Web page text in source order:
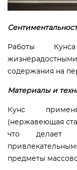
Работы
содержания на
Материалы и
Кунс
(нержавеющая
что делает
предметы